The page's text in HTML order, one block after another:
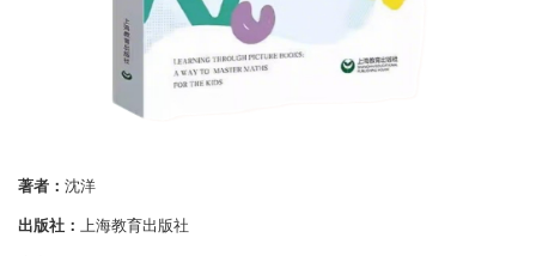
著者： 沈洋
出版社： 上海教育出版社